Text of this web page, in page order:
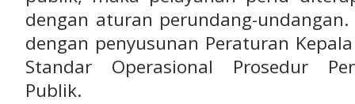
dengan aturan perundang-
dengan penyusunan Peraturan
Standar Operasional Prosedur
Publik.